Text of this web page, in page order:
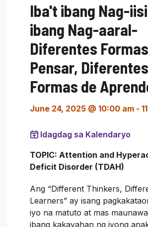
Iba't ibang Nag-
ibang Nag-aaral-
Diferentes
Pensar, Diferentes
Formas de
June 24, 2025 @ 10:00 am -
Idagdag sa Kalendaryo
TOPIC: Attention and
Deficit Disorder (TDAH)
Ang “Different Thinkers,
Learners” ay isang
iyo na matuto at mas
ibang kakayahan ng iyong